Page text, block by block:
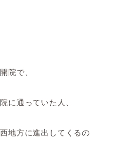
院で、
に通っていた人、
地方に進出してくるの